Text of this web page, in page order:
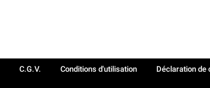
C.G.V. Conditions d'utilisation Déclaration de